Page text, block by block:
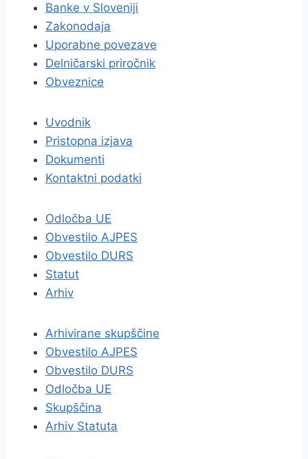
Banke v Sloveniji
Zakonodaja
Uporabne povezave
Delničarski priročnik
Obveznice
Uvodnik
Pristopna izjava
Dokumenti
Kontaktni podatki
Odločba UE
Obvestilo AJPES
Obvestilo DURS
Statut
Arhiv
Arhivirane skupščine
Obvestilo AJPES
Obvestilo DURS
Odločba UE
Skupščina
Arhiv Statuta